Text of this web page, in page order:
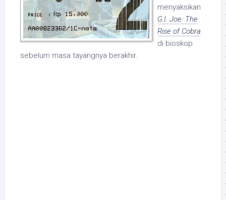
menyaksikan
G.I. Joe: The
Rise of Cobra
di bioskop
sebelum masa tayangnya berakhir.